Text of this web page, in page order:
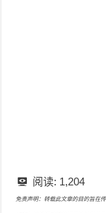
阅读: 1,204
免责声明：转载此文章的目的旨在